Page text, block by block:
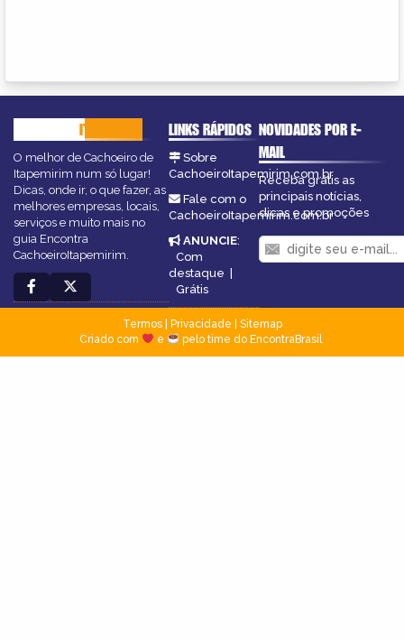
ITAPEMIRIM
O melhor de Cachoeiro de
Itapemirim num só lugar!
Dicas, onde ir, o que fazer, as
melhores empresas, locais,
serviços e muito mais no
guia Encontra
CachoeiroItapemirim.
LINKS RÁPIDOS
Sobre
CachoeiroItapemirim.com.br
Fale com o
CachoeiroItapemirim.com.br
ANUNCIE:
Com
destaque |
Grátis
NOVIDADES POR E-
MAIL
Receba grátis as
principais notícias,
dicas e promoções
Termos| Privacidade
Sitemap
Criado com
e pelo time do EncontraBrasil